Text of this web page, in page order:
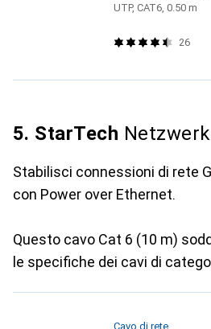
UTP, CAT6, 0.50 m
26
5. StarTech
Stabilisci connessioni di rete
con Power over Ethernet.
Questo cavo Cat 6 (10 m)
le specifiche dei cavi di
Cavo di rete